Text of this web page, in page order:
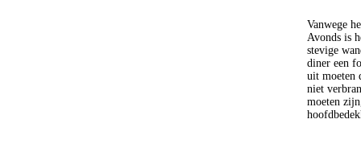
Vanwege
Avonds is
stevige
diner een
uit moeten
niet
moeten